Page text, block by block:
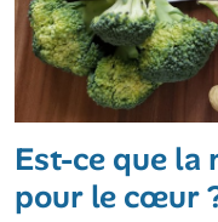
Est-ce que la
pour le cœur